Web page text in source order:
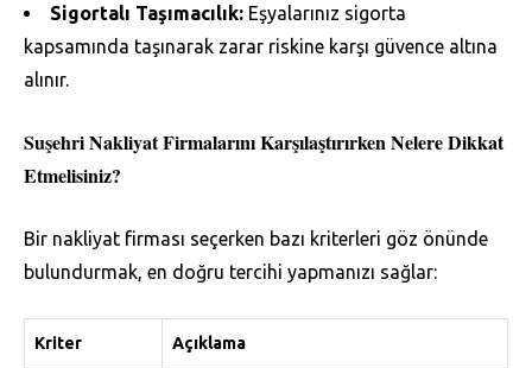
Sigortalı Taşımacılık: Eşyalarınız sigorta
kapsamında taşınarak zarar riskine karşı güvence altına
alınır.
Suşehri Nakliyat Firmalarını Karşılaştırırken Nelere Dikkat
Etmelisiniz?
Bir nakliyat firması seçerken bazı kriterleri göz önünde
bulundurmak, en doğru tercihi yapmanızı sağlar:
Kriter Açıklama